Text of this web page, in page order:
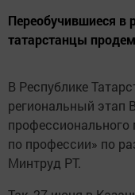
Переобучившиеся в
татарстанцы
В Республике
региональный этап
по профессии» по
Минтруд РТ.